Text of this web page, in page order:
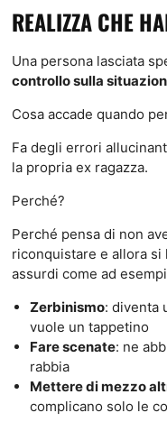
REALIZZA CHE
Una persona lasciata
controllo sulla
Cosa accade quando
Fa degli errori
la propria ex ragazza.
Perché?
Perché pensa di non
riconquistare e allora si
assurdi come ad
Zerbinismo: diventa
vuole un tappetino
Fare scenate: ne
rabbia
Mettere di mezzo
complicano solo le